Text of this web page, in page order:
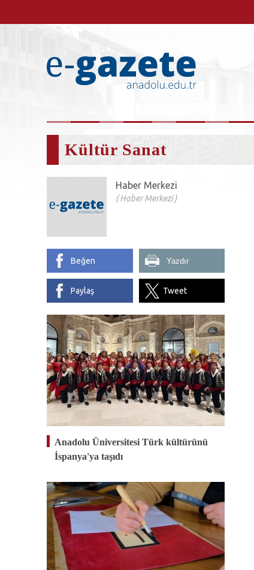
Kültür Sanat
Haber Merkezi
Haber Merkezi
Beğen Yazdır
Paylaş Tweet
Anadolu Üniversitesi Türk kültürünü
İspanya'ya taşıdı